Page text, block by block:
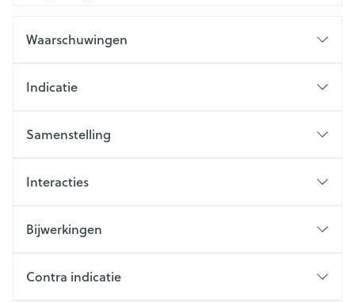
Waarschuwingen
Indicatie
Samenstelling
Interacties
Bijwerkingen
Contra indicatie